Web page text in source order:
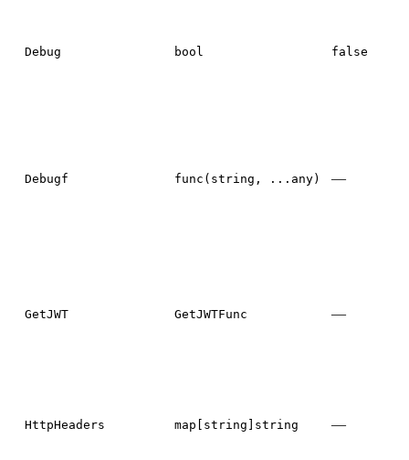
Debug bool false
Debugf func(string, ...any) —
GetJWT GetJWTFunc —
HttpHeaders map[string]string —